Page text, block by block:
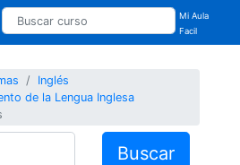
Mi Aula
Facil
Inglés
de la Lengua Inglesa
Buscar